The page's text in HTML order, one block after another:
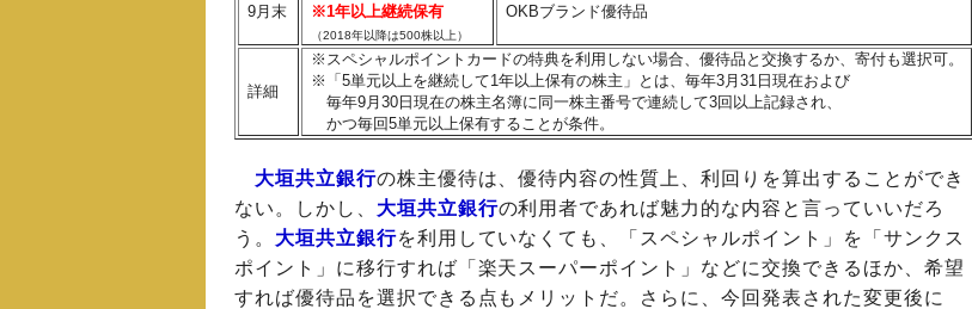
9月末
※1年以上継続保有
（2018年以降は500株以上）
OKBブランド優待品
詳細
※スペシャルポイントカードの特典を利用しない場合、優待品と交換するか、寄付も選択可。
※「5単元以上を継続して1年以上保有の株主」とは、毎年3月31日現在および
毎年9月30日現在の株主名簿に同一株主番号で連続して3回以上記録され、
かつ毎回5単元以上保有することが条件。
大垣共立銀行の株主優待は、優待内容の性質上、利回りを算出することができ
ない。しかし、 大垣共立銀行の利用者であれば魅力的な内容と言っていいだろ
う。 大垣共立銀行を利用していなくても、「スペシャルポイント」を「サンクス
ポイント」に移行すれば「楽天スーパーポイント」などに交換できるほか、希望
すれば優待品を選択できる点もメリットだ。さらに、今回発表された変更後に